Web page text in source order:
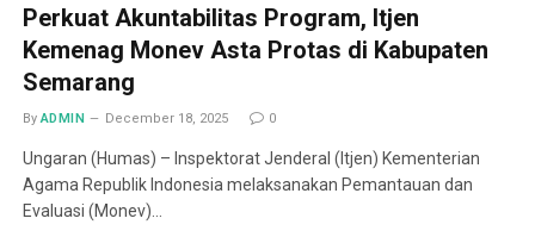
Perkuat Akuntabilitas Program, Itjen
Kemenag Monev Asta Protas di Kabupaten
Semarang
By ADMIN December 18, 2025 0
Ungaran (Humas) – Inspektorat Jenderal (Itjen) Kementerian
Agama Republik Indonesia melaksanakan Pemantauan dan
Evaluasi (Monev)…